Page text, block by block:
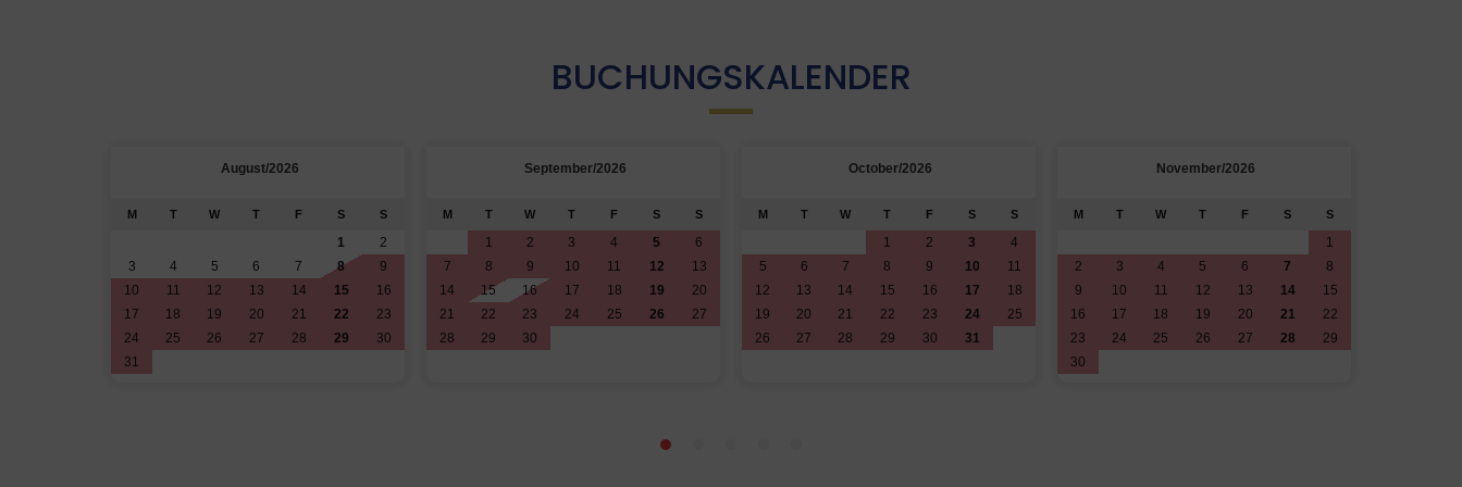
BUCHUNGSKALENDER
August/2026
M T W T F S S
1
2
3
4 5 6 7 8
9
10
11 12 13 14 15
16
17
18 19 20 21 22
23
24
25 26 27 28 29
30
31
September/2026
M T W T F S S
1 2 3 4 5
6
7
8 9 10 11 12
13
14
15 16 17 18 19
20
21
22 23 24 25 26
27
28
29 30
October/2026
M T W T F S S
1 2 3
4
5
6 7 8 9 10
11
12
13 14 15 16 17
18
19
20 21 22 23 24
25
26
27 28 29 30 31
November/2026
M T W T F S S
1
2
3 4 5 6 7
8
9
10 11 12 13 14
15
16
17 18 19 20 21
22
23
24 25 26 27 28
29
30